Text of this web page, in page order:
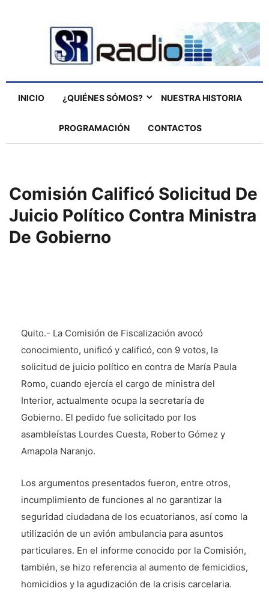
INICIO ¿QUIÉNES SÓMOS? NUESTRA HISTORIA
PROGRAMACIÓN CONTACTOS
Comisión Calificó Solicitud De
Juicio Político Contra Ministra
De Gobierno
Quito.- La Comisión de Fiscalización avocó
conocimiento, unificó y calificó, con 9 votos, la
solicitud de juicio político en contra de María Paula
Romo, cuando ejercía el cargo de ministra del
Interior, actualmente ocupa la secretaría de
Gobierno. El pedido fue solicitado por los
asambleístas Lourdes Cuesta, Roberto Gómez y
Amapola Naranjo.
Los argumentos presentados fueron, entre otros,
incumplimiento de funciones al no garantizar la
seguridad ciudadana de los ecuatorianos, así como la
utilización de un avión ambulancia para asuntos
particulares. En el informe conocido por la Comisión,
también, se hizo referencia al aumento de femicidios,
homicidios y la agudización de la crisis carcelaria.